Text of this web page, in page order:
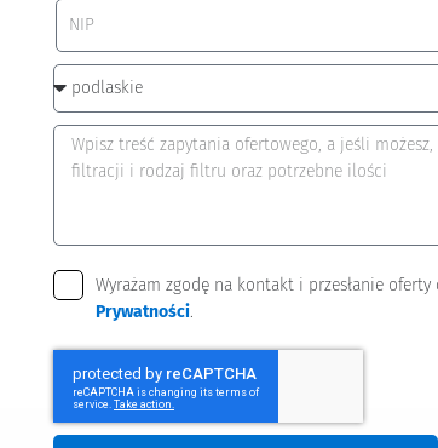
Wyrażam zgodę na kontakt i przesłanie
Prywatności.